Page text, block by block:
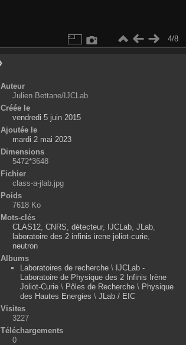
4/8
Auteur
Julien Bettane/IJCLab
Créée le
vendredi 5 juin 2015
Ajoutée le
mardi 2 mai 2023
Dimensions
5472*3648
Fichier
class-a-jlab.jpg
Poids
7618 Ko
Mots-clés
CLAS12, CNRS détecteur, IJCLab, JLab,
laboratoire des 2 infinis irene joliot-curie,
neutron
Albums
Laboratoires de recherche\ IJCLab -
Laboratoire de Physique des 2 Infinis Irène
Joliot-Curie\ Pôles de Recherche\ Physique
des Hautes Energies \ JLab / EIC
Visites
3227
Téléchargements
0